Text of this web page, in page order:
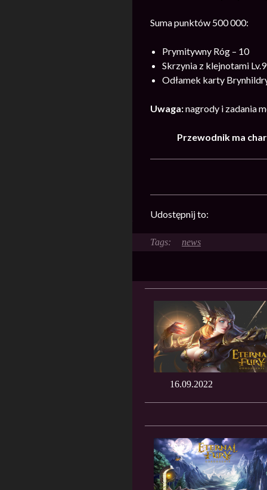
Suma punktów 500 000:
Prymitywny Róg – 10
Skrzynia z klejnotami
Odłamek karty
Uwaga:nagrody i zadania
Przewodnik ma
Udostępnij to:
news
16.09.2022